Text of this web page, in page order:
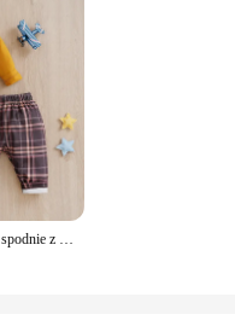
Jednokolorowa kurtka + spodnie z nadrukiem w kratę z długim rękawem, bawełniany zestaw modowy, 0-18 miesięcy Noworodek chłopiec Wiosna i jesień Okrągły dekolt